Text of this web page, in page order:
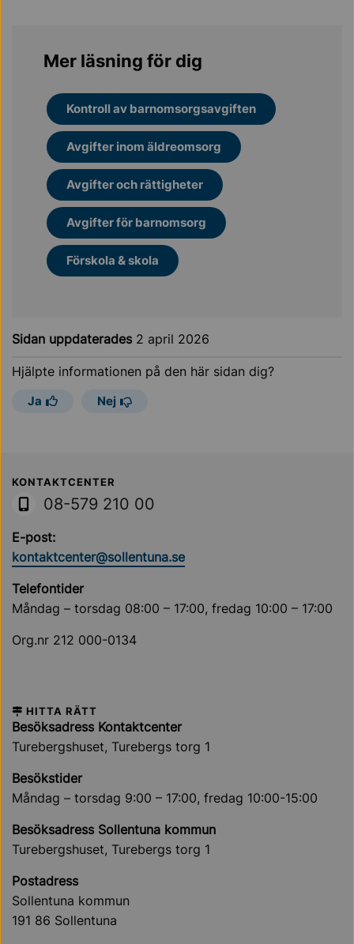
Mer läsning för dig
Kontroll av barnomsorgsavgiften
Avgifter inom äldreomsorg
Avgifter och rättigheter
Avgifter för barnomsorg
Förskola & skola
Sidan uppdaterades 2 april 2026
Hjälpte informationen på den här sidan dig?
Ja Nej
Sollentuna Kommun
KONTAKTCENTER
08-579 210 00
E-post:
kontaktcenter@sollentuna.se
Telefontider
Måndag – torsdag 08:00 – 17:00, fredag 10:00 – 17:00
Org.nr 212 000-0134
HITTA RÄTT
Besöksadress Kontaktcenter
Turebergshuset, Turebergs torg 1
Besökstider
Måndag – torsdag 9:00 – 17:00, fredag 10:00-15:00
Besöksadress Sollentuna kommun
Turebergshuset, Turebergs torg 1
Postadress
Sollentuna kommun
191 86 Sollentuna